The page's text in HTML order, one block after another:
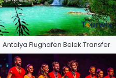
Antalya Flughafen Belek Transfer